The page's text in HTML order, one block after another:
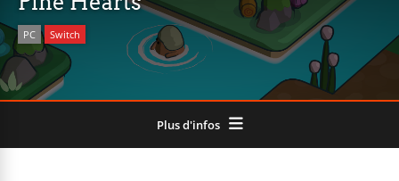
PC Switch
Plus d'infos